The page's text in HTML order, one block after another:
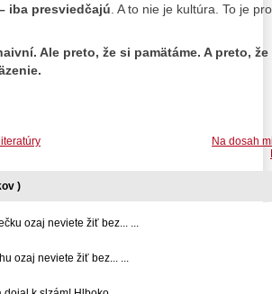
iba presviedčajú. A to nie je kultúra. To je
Ale preto, že si pamätáme. A preto,
Na dosah
)
ozaj neviete žiť bez... ...
ozaj neviete žiť bez... ...